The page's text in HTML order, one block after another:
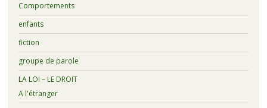
Comportements
enfants
fiction
groupe de parole
LA LOI – LE DROIT
A l'étranger